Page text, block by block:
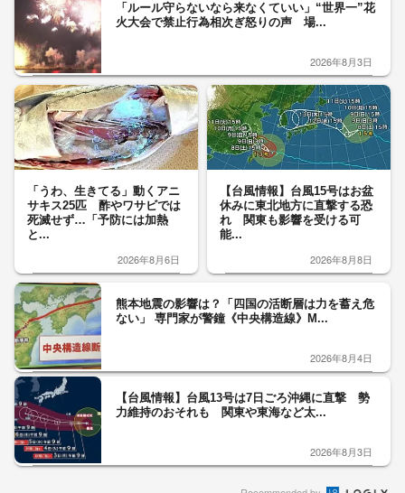
「ルール守らないなら来なくていい」“世界一”花
火大会で禁止行為相次ぎ怒りの声 場...
2026年8月3日
「うわ、生きてる」動くアニ
サキス25匹 酢やワサビでは
死滅せず…「予防には加熱
と...
2026年8月6日
【台風情報】台風15号はお盆
休みに東北地方に直撃する恐
れ 関東も影響を受ける可
能...
2026年8月8日
熊本地震の影響は？「四国の活断層は力を蓄え危
ない」 専門家が警鐘《中央構造線》M...
2026年8月4日
【台風情報】台風13号は7日ごろ沖縄に直撃 勢
力維持のおそれも 関東や東海など太...
2026年8月3日